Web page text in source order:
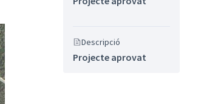
Descripció
Projecte aprovat